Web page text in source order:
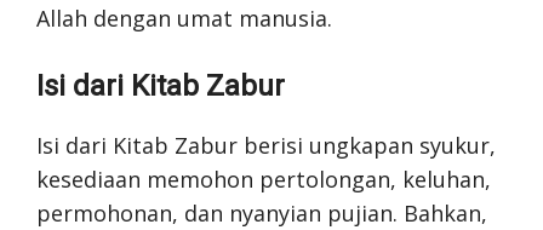
Allah dengan umat manusia.
Isi dari Kitab Zabur
Isi dari Kitab Zabur berisi ungkapan syukur,
kesediaan memohon pertolongan, keluhan,
permohonan, dan nyanyian pujian. Bahkan,